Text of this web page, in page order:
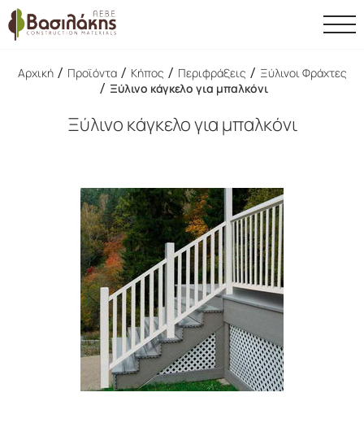
Αρχική / Προϊόντα / Κήπος / Περιφράξεις / Ξύλινοι Φράχτες
/ Ξύλινο κάγκελο για μπαλκόνι
Ξύλινο κάγκελο για μπαλκόνι